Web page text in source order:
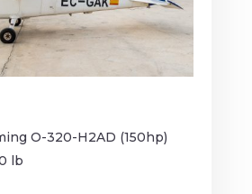
O-320-H2AD (150hp)
lb